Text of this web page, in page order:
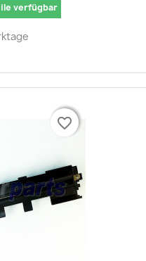
verfügbar
favorite_border
favorite_border